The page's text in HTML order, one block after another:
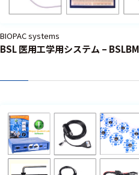
BIOPAC systems
BSL 医用工学用システム –